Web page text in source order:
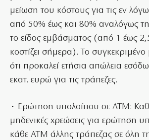
μείωση του κόστους για τις εν
από 50% έως και 80% αναλόγως
το είδος εμβάσματος (από 1 έως
κοστίζει σήμερα). Το συγκεκριμένο
ότι προκαλεί ετήσια απώλεια
εκατ. ευρώ για τις τράπεζες.
• Ερώτηση υπολοίπου σε ΑΤΜ:
μηδενικές χρεώσεις για ερώτηση
κάθε ΑΤΜ άλλης τράπεζας σε όλη